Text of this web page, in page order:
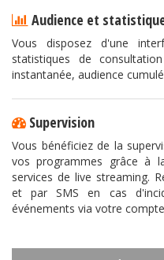
Audience et
Vous disposez d'une
statistiques de
instantanée, audience
Supervision
Vous bénéficiez de la
vos programmes grâce à
services de live streaming.
et par SMS en cas
événements via votre